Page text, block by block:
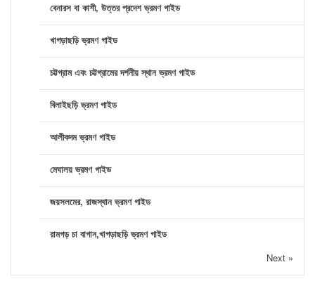
বেনারস বা কাশী, উত্তর প্রদেশ ভ্রমণ গাইড
খাগড়াছড়ি ভ্রমণ গাইড
চট্টগ্রাম এবং চট্টগ্রামের দর্শনীয় স্থান ভ্রমণ গাইড
বিলাইছড়ি ভ্রমণ গাইড
আলীকদম ভ্রমণ গাইড
মেঘালয় ভ্রমণ গাইড
জয়সলমের, রাজস্থান ভ্রমণ গাইড
রামগড় চা বাগান,খাগড়াছড়ি ভ্রমণ গাইড
Next »